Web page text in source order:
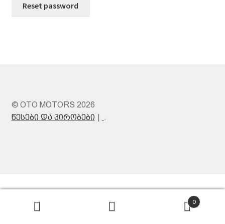
Reset password
© OTO MOTORS 2026
წესები და პირობები
.
0